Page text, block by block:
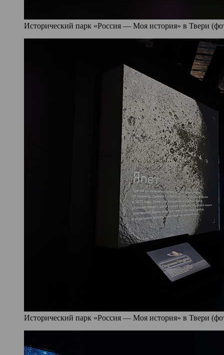
Исторический парк «Россия — Моя история» в Твери
Исторический парк «Россия — Моя история» в Твери